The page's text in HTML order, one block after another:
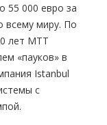
55 000 евро за
всему миру. По
лет МТТ
«пауков» в
Istanbul
с